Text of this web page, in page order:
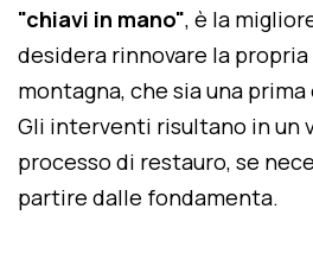
"chiavi in mano", è la
desidera rinnovare la
montagna, che sia una prima
Gli interventi risultano in un
processo di restauro, se
partire dalle fondamenta.